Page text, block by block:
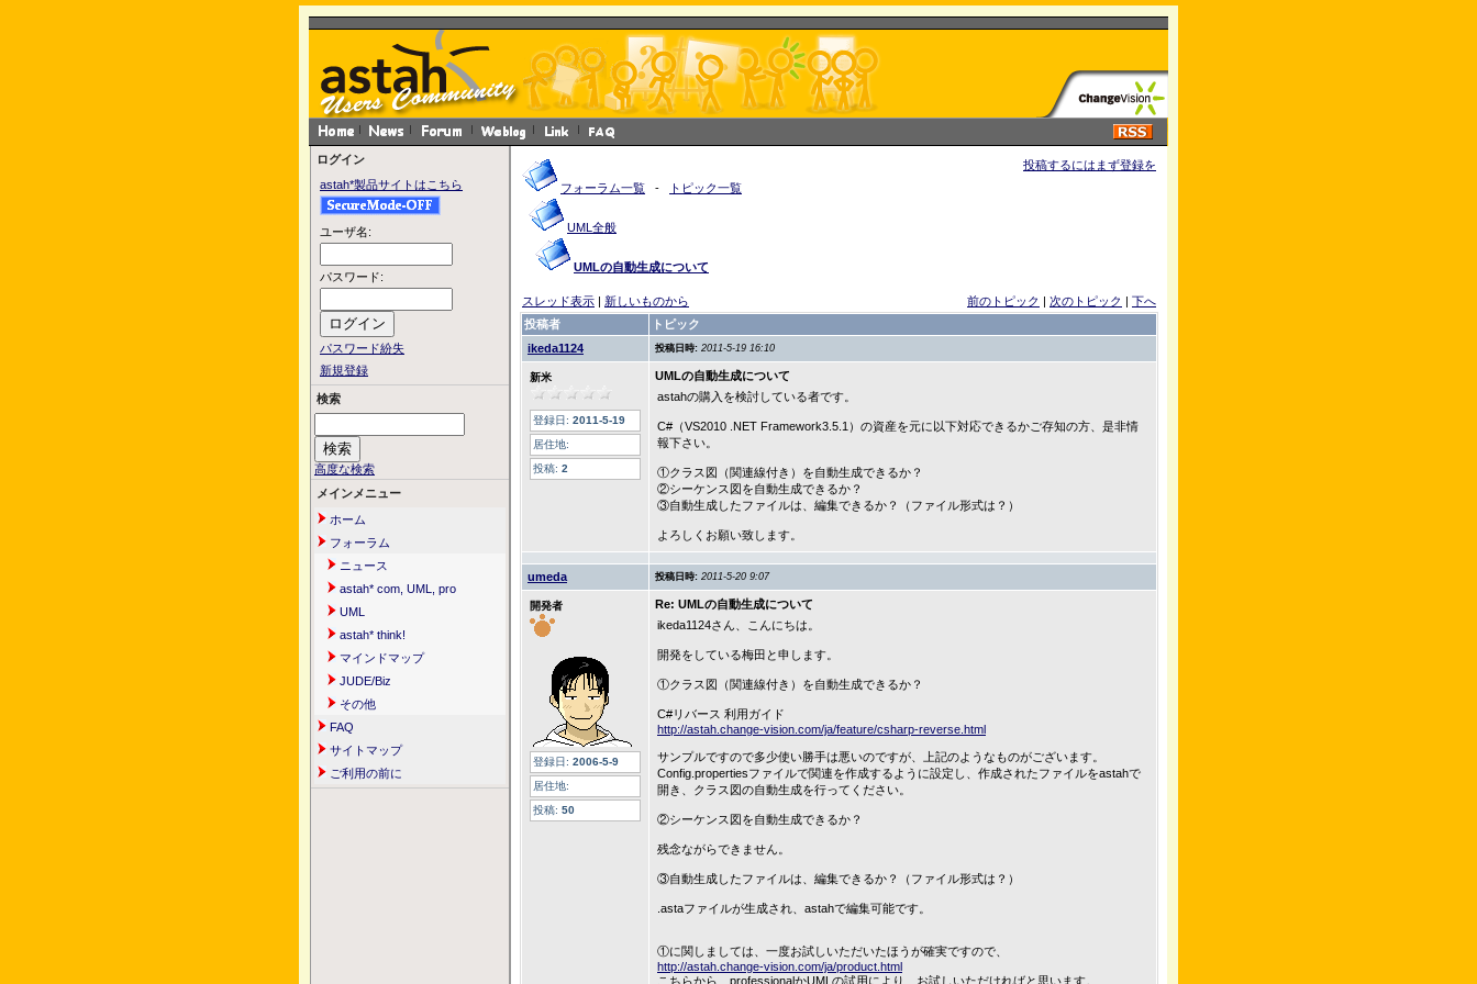
ログイン
astah*製品サイトはこちら
ユーザ名:
パスワード:
パスワード紛失
新規登録
検索
高度な検索
メインメニュー
ホーム
フォーラム
ニュース
astah* com, UML, pro
UML
astah* think!
マインドマップ
JUDE/Biz
その他
FAQ
サイトマップ
ご利用の前に
フォーラム一覧 - トピック一覧
UML全般
UMLの自動生成について
投稿するにはまず登録を
スレッド表示 | 新しいものから 前のトピック | 次のトピック | 下へ
投稿者
トピック
ikeda1124
投稿日時: 2011-5-19 16:10
新米
登録日: 2011-5-19
居住地:
投稿: 2
UMLの自動生成について
astahの購入を検討している者です。
C#（VS2010 .NET Framework3.5.1）の資産を元に以下対応できるかご存知の方、是非情
報下さい。
①クラス図（関連線付き）を自動生成できるか？
②シーケンス図を自動生成できるか？
③自動生成したファイルは、編集できるか？（ファイル形式は？）
よろしくお願い致します。
umeda 投稿日時: 2011-5-20 9:07
開発者
登録日: 2006-5-9
居住地:
投稿: 50
Re: UMLの自動生成について
ikeda1124さん、こんにちは。
開発をしている梅田と申します。
①クラス図（関連線付き）を自動生成できるか？
C#リバース 利用ガイド
http://astah.change-vision.com/ja/feature/csharp-reverse.html
サンプルですので多少使い勝手は悪いのですが、上記のようなものがございます。
Config.propertiesファイルで関連を作成するように設定し、作成されたファイルをastahで
開き、クラス図の自動生成を行ってください。
②シーケンス図を自動生成できるか？
残念ながらできません。
③自動生成したファイルは、編集できるか？（ファイル形式は？）
.astaファイルが生成され、astahで編集可能です。
①に関しましては、一度お試しいただいたほうが確実ですので、
http://astah.change-vision.com/ja/product.html
こちらから、professionalかUMLの試用により、お試しいただければと思います。